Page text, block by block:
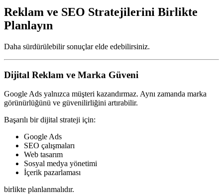
Reklam ve SEO Stratejilerini Birlikte
Planlayın
Daha sürdürülebilir sonuçlar elde edebilirsiniz.
Dijital Reklam ve Marka Güveni
Google Ads yalnızca müşteri kazandırmaz. Aynı zamanda marka
görünürlüğünü ve güvenilirliğini artırabilir.
Başarılı bir dijital strateji için:
Google Ads
SEO çalışmaları
Web tasarım
Sosyal medya yönetimi
İçerik pazarlaması
birlikte planlanmalıdır.